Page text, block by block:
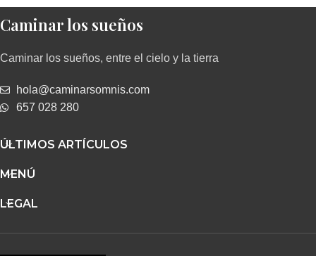
Caminar los sueños
Caminar los sueños, entre el cielo y la tierra
hola@caminarsomnis.com
657 028 280
ÚLTIMOS ARTÍCULOS
MENÚ
LEGAL